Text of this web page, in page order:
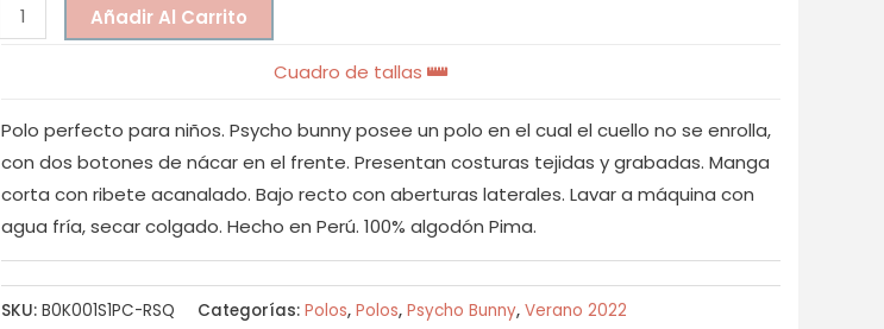
Añadir Al Carrito
Cuadro de tallas
Polo perfecto para niños. Psycho bunny posee un polo en el cual el cuello no se enrolla,
con dos botones de nácar en el frente. Presentan costuras tejidas y grabadas. Manga
corta con ribete acanalado. Bajo recto con aberturas laterales. Lavar a máquina con
agua fría, secar colgado. Hecho en Perú. 100% algodón Pima.
SKU: B0K001S1PC-RSQ Categorías: Polos, Polos, Psycho Bunny, Verano 2022